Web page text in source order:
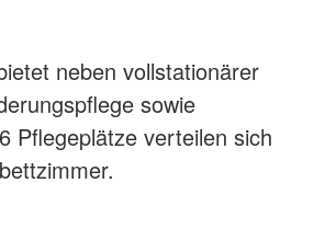
neben vollstationärer
sowie
Pflegeplätze verteilen sich